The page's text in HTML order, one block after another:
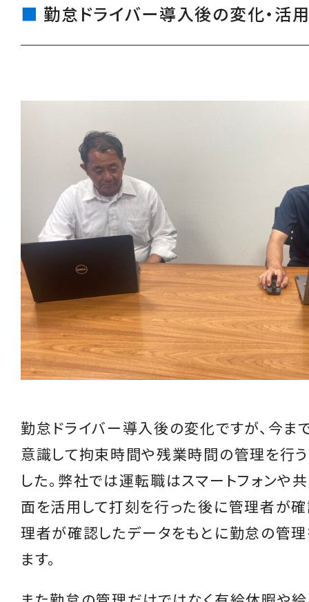
勤怠ドライバー導入後の変化・活
勤怠ドライバー導入後の変化ですが、今ま
意識して拘束時間や残業時間の管理を行う
した。弊社では運転職はスマートフォンや
面を活用して打刻を行った後に管理者が確
理者が確認したデータをもとに勤怠の管理
ます。